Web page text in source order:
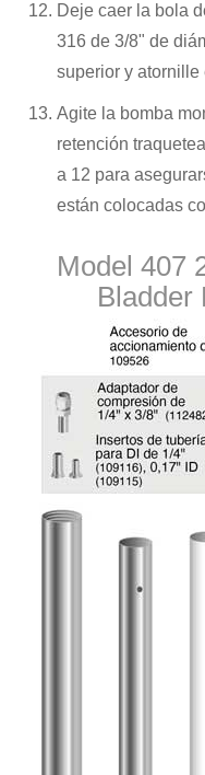
Deje caer la bola
316 de 3/8" de
superior y atornille
Agite la bomba
retención
a 12 para
están colocadas
Model 407
Bladder